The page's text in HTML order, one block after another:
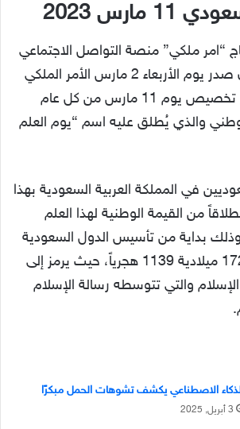
مارس 2023
ملكي” منصة التواصل الاجتماعي
تويتر، وذلك بعد أن صدر يوم الأربعاء 2 مارس الأمر الملكي
الذي بموجبه سيتم تخصيص يوم 11 مارس من كل عام
والذي يُطلق عليه اسم “يوم العلم
في المملكة العربية السعودية بهذا
من القيمة الوطنية لهذا العلم
وذلك بداية من تأسيس الدول السعودية
الأولي في العام 1727 ميلادية 1139 هجرياً، حيث يرمز إلى
والتي تتوسطه رسالة الإسلام
الاصطناعي يكشف تشوهات الحمل مبكرًا
3 أبريل, 2025